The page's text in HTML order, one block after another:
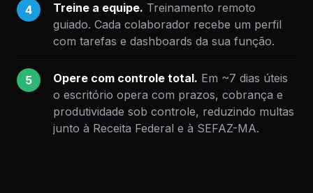
4 Treine a equipe. Treinamento remoto
guiado. Cada colaborador recebe um perfil
com tarefas e dashboards da sua função.
5 Opere com controle total. Em ~7 dias úteis
o escritório opera com prazos, cobrança e
produtividade sob controle, reduzindo multas
junto à Receita Federal e à SEFAZ-MA.